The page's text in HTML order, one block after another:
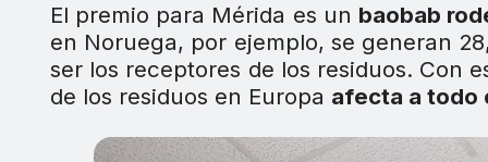
El premio para Mérida es un baobab
en Noruega, por ejemplo, se generan
ser los receptores de los residuos. Con
de los residuos en Europa afecta a todo